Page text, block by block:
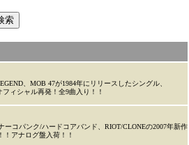
、MOB 47が1984年にリリースしたシングル、
フィシャル再発！全9曲入り！！
ーコパンク/ハードコアバンド、RIOT/CLONEの2007年新作
！アナログ盤入荷！！